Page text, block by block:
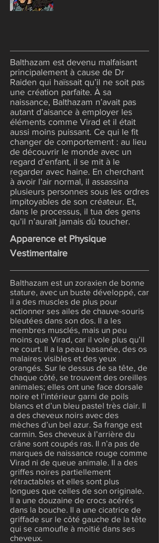
Balthazam est devenu malfaisant
principalement à cause de Dr
Raiden qui haïssait qu’il ne soit pas
une création parfaite. À sa
naissance, Balthazam n’avait pas
autant d’aisance à employer les
éléments comme Virad et il était
aussi moins puissant. Ce qui le fit
changer de comportement : au lieu
de découvrir le monde avec un
regard d’enfant, il se mit à le
regarder avec haine. En cherchant
à avoir l’air normal, il assassina
plusieurs personnes sous les ordres
impitoyables de son créateur. Et,
dans le processus, il tua des gens
qu’il n’aurait jamais dû toucher.
Apparence et Physique
Vestimentaire
Balthazam est un zoraxien de bonne
stature, avec un buste développé, car
il a des muscles de plus pour
actionner ses ailes de chauve-souris
bleutées dans son dos. Il a les
membres musclés, mais un peu
moins que Virad, car il vole plus qu’il
ne court. Il a la peau basanée, des os
malaires visibles et des yeux
orangés. Sur le dessus de sa tête, de
chaque côté, se trouvent des oreilles
animales; elles ont une face dorsale
noire et l’intérieur garni de poils
blancs et d’un bleu pastel très clair. Il
a des cheveux noirs avec des
mèches d’un bel azur. Sa frange est
carmin. Ses cheveux à l’arrière du
crâne sont coupés ras. Il n’a pas de
marques de naissance rouge comme
Virad ni de queue animale. Il a des
griffes noires partiellement
rétractables et elles sont plus
longues que celles de son originale.
Il a une douzaine de crocs acérés
dans la bouche. Il a une cicatrice de
griffade sur le côté gauche de la tête
qui se camoufle à moitié dans ses
cheveux.